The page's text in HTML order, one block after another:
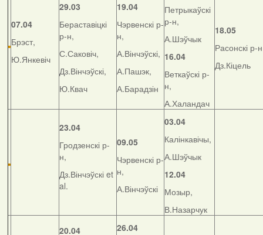
07.04
Брэст,
Ю.Янкевіч
29.03
Бераставіцкі
р-н,
С.Саковіч,
Дз.Вінчэўскі,
Ю.Квач
19.04
Чэрвенскі р-
н,
А.Вінчэўскі,
А.Пашэк,
А.Барадзін
Петрыкаўскі
р-н,
А.Шэўчык
16.04
Веткаўскі р-
н,
А.Халандач
18.05
Расонскі р-
Дз.Кіцель
23.04
Гродзенскі р-
н,
Дз.Вінчэўскі et
al.
09.05
Чэрвенскі р-
н,
А.Вінчэўскі
03.04
Калінкавічы,
А.Шэўчык
12.04
Мозыр,
В.Назарчук
20.04
26.04